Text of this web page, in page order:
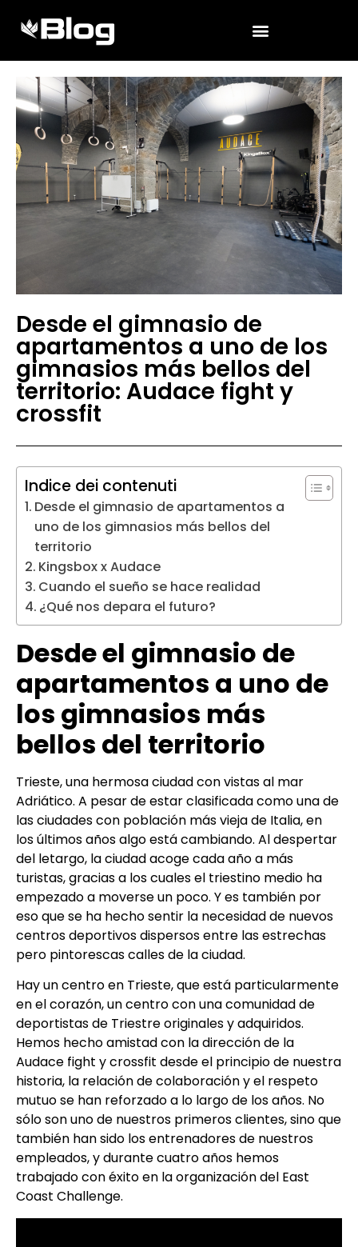
Desde el gimnasio de
apartamentos a uno de los
gimnasios más bellos del
territorio: Audace fight y
crossfit
Indice dei contenuti
Desde el gimnasio de apartamentos a
uno de los gimnasios más bellos del
territorio
Kingsbox x Audace
Cuando el sueño se hace realidad
¿Qué nos depara el futuro?
Desde el gimnasio de
apartamentos a uno de
los gimnasios más
bellos del territorio
Trieste, una hermosa ciudad con vistas al mar
Adriático. A pesar de estar clasificada como una de
las ciudades con población más vieja de Italia, en
los últimos años algo está cambiando. Al despertar
del letargo, la ciudad acoge cada año a más
turistas, gracias a los cuales el triestino medio ha
empezado a moverse un poco. Y es también por
eso que se ha hecho sentir la necesidad de nuevos
centros deportivos dispersos entre las estrechas
pero pintorescas calles de la ciudad.
Hay un centro en Trieste, que está particularmente
en el corazón, un centro con una comunidad de
deportistas de Triestre originales y adquiridos.
Hemos hecho amistad con la dirección de la
Audace fight y crossfit desde el principio de nuestra
historia, la relación de colaboración y el respeto
mutuo se han reforzado a lo largo de los años. No
sólo son uno de nuestros primeros clientes, sino que
también han sido los entrenadores de nuestros
empleados, y durante cuatro años hemos
trabajado con éxito en la organización del East
Coast Challenge.